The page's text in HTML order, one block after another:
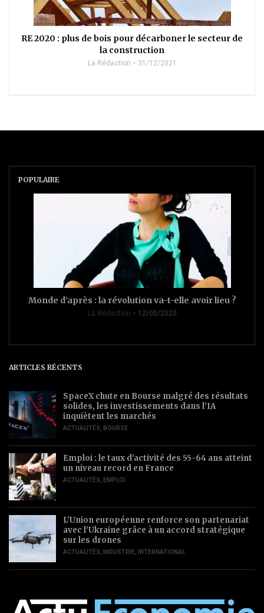
RE 2020 : plus de bois pour décarboner le secteur de
la construction
La Rédaction 31/12/2021
POPULAIRE
Monde d’après : la révolution va-t-elle avoir lieu ?
La Rédaction 12/05/2020
ARTICLES RÉCENTS
SpaceX chute en Bourse malgré des résultats
solides, les investissements dans l’IA
inquiètent les marchés
ACTUALITÉS BOURSE
Emploi : le taux d’activité des 55-64 ans atteint
un niveau record en France
ACTUALITÉS EMPLOI
L’Union européenne renforce son partenariat
avec l’Ukraine grâce à un accord stratégique
sur les drones
ACTUALITÉS INDUSTRIE INTERNATIONAL